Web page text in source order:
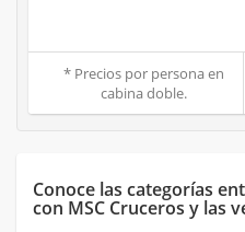
* Precios por persona en
cabina doble.
Conoce las categorías
con MSC Cruceros y las